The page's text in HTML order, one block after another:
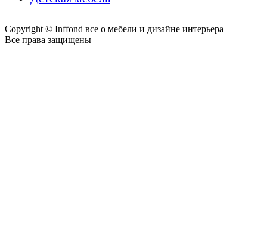
Copyright © Inffond все о мебели и дизайне интерьера
Все права защищены